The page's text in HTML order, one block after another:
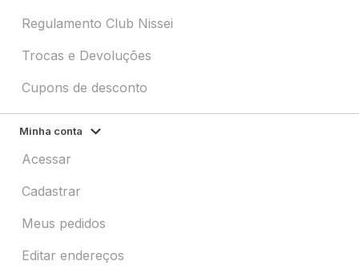
Regulamento Club Nissei
Trocas e Devoluções
Cupons de desconto
Minha conta
Acessar
Cadastrar
Meus pedidos
Editar endereços